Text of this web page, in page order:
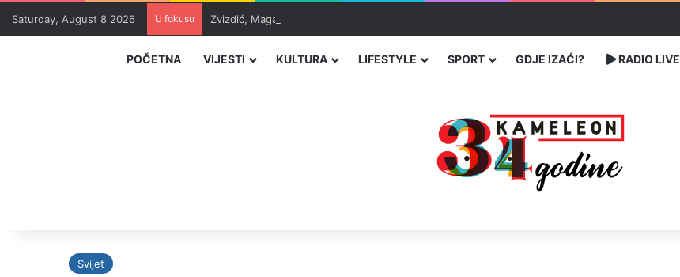
Saturday, August 8 2026 U fokusu Zvizdić, Magazinović i Kojović traže poseban status za Memorijalni centar Srebrenica
POČETNA VIJESTI KULTURA LIFESTYLE SPORT GDJE IZAĆI? RADIO LIVE
Svijet